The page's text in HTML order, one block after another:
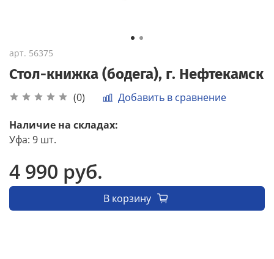
арт. 56375
Стол-книжка (бодега), г. Нефтекамск
(0) Добавить в сравнение
Наличие на складах:
Уфа: 9 шт.
4 990 руб.
В корзину